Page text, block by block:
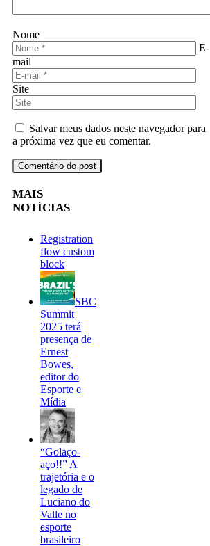
Nome
E-
mail
Site
Salvar meus dados neste navegador para
a próxima vez que eu comentar.
MAIS
NOTÍCIAS
Registration
flow custom
block
SBC
Summit
2025 terá
presença de
Ernest
Bowes,
editor do
Esporte e
Mídia
“Golaço-
aço!!” A
trajetória e o
legado de
Luciano do
Valle no
esporte
brasileiro